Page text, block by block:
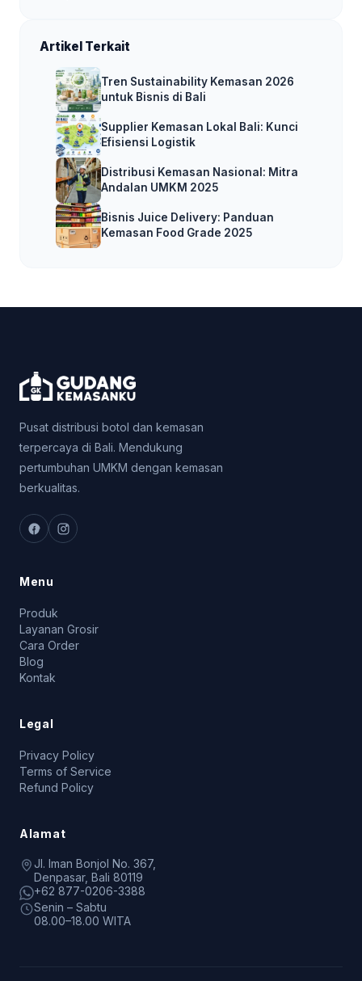
Artikel Terkait
Tren Sustainability Kemasan 2026
untuk Bisnis di Bali
Supplier Kemasan Lokal Bali: Kunci
Efisiensi Logistik
Distribusi Kemasan Nasional: Mitra
Andalan UMKM 2025
Bisnis Juice Delivery: Panduan
Kemasan Food Grade 2025
Pusat distribusi botol dan kemasan
terpercaya di Bali. Mendukung
pertumbuhan UMKM dengan kemasan
berkualitas.
Menu
Produk
Layanan Grosir
Cara Order
Blog
Kontak
Legal
Privacy Policy
Terms of Service
Refund Policy
Alamat
Jl. Iman Bonjol No. 367,
Denpasar, Bali 80119
+62 877-0206-3388
Senin – Sabtu
08.00–18.00 WITA